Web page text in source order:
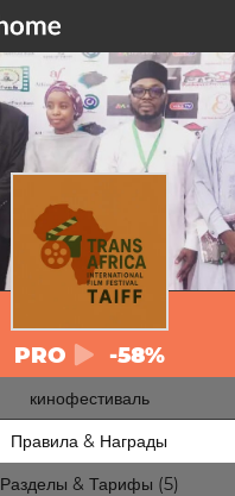
PRO -58%
кинофестиваль
Правила & Награды
Разделы & Тарифы (5)